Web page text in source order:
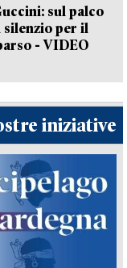
sul palco
per il
- VIDEO
iniziative